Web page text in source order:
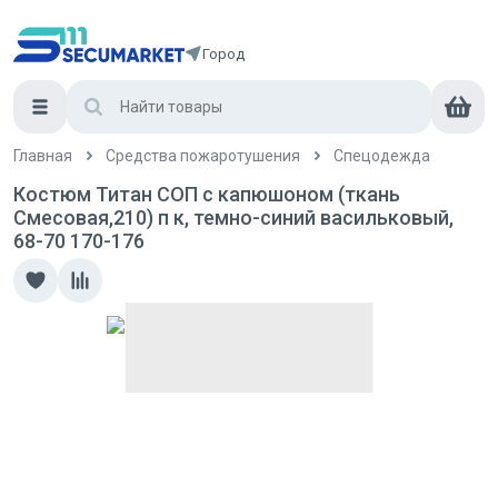
Город
Главная Средства пожаротушения Спецодежда
Костюм Титан СОП с капюшоном (ткань
Смесовая,210) п к, темно-синий васильковый,
68-70 170-176